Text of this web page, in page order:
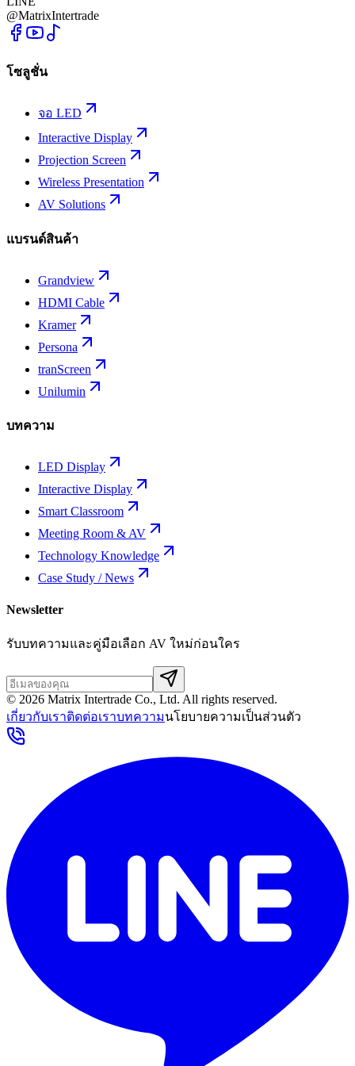
@MatrixIntertrade
โซลูชั่น
จอ LED
Interactive Display
Projection Screen
Wireless Presentation
AV Solutions
แบรนด์สินค้า
Grandview
HDMI Cable
Kramer
Persona
tranScreen
Unilumin
บทความ
LED Display
Interactive Display
Smart Classroom
Meeting Room & AV
Technology Knowledge
Case Study / News
Newsletter
รับบทความและคู่มือเลือก AV ใหม่ก่อนใคร
© 2026 Matrix Intertrade Co., Ltd. All rights reserved.
เกี่ยวกับเราติดต่อเราบทความนโยบายความเป็นส่วนตัว